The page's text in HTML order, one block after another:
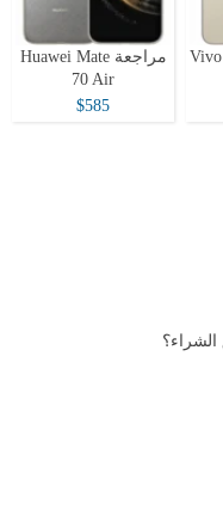
مراجعة شاملة ل Vivo
مراجعة Huawei Mate
70 Air
$585